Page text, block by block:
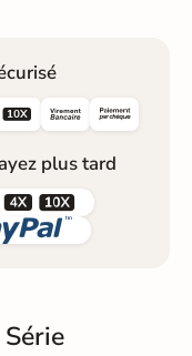

plus tard
